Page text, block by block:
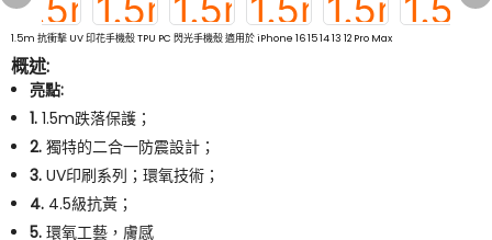
1.5m 抗衝擊 UV 印花手機殼 TPU PC 閃光手機殼 適用於 iPhone 16 15 14 13 12 Pro Max
概述:
亮點:
1. 1.5m跌落保護；
2. 獨特的二合一防震設計；
3. UV印刷系列；環氧技術；
4. 4.5級抗黃；
5. 環氧工藝，膚感